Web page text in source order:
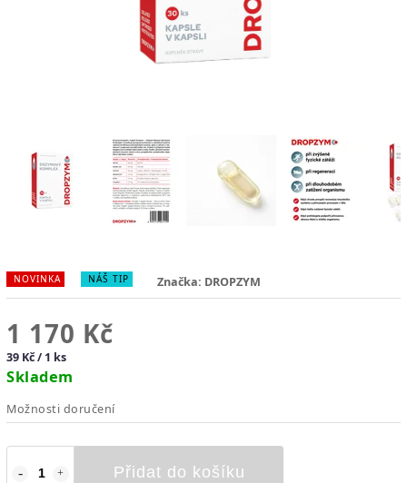
NOVINKA NÁŠ TIP Značka: DROPZYM
1 170 Kč
39 Kč / 1 ks
Skladem
Možnosti doručení
Přidat do košíku